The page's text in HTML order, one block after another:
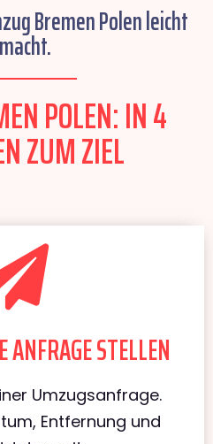
Bremen Polen leicht
POLEN: IN 4
ZUM ZIEL
STELLEN
Umzugsanfrage.
Entfernung und